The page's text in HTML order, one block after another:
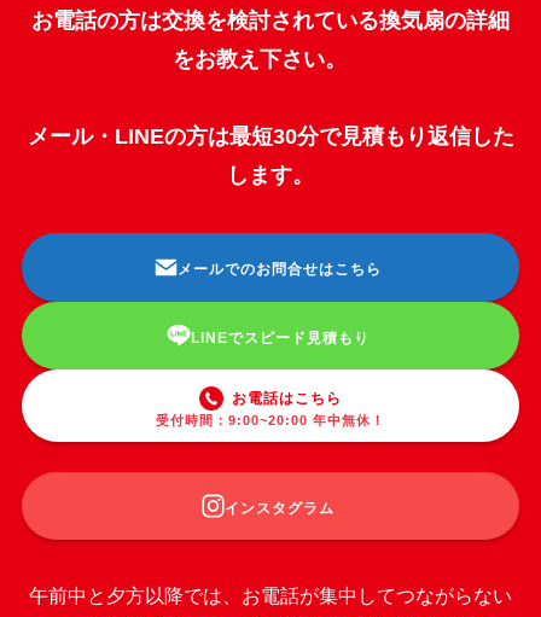
お電話の方は交換を検討されている換気扇の詳細
をお教え下さい。
メール・LINEの方は最短30分で見積もり返信した
します。
メールでのお問合せはこちら
LINEでスピード見積もり
お電話はこちら
受付時間：9:00~20:00 年中無休！
インスタグラム
午前中と夕方以降では、お電話が集中してつながらない